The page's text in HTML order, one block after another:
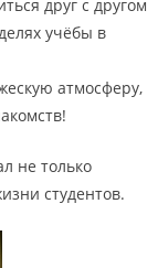
друг с другом
учёбы в
атмосферу,
не только
студентов.